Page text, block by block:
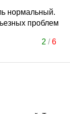
нормальный.
проблем
2 /6